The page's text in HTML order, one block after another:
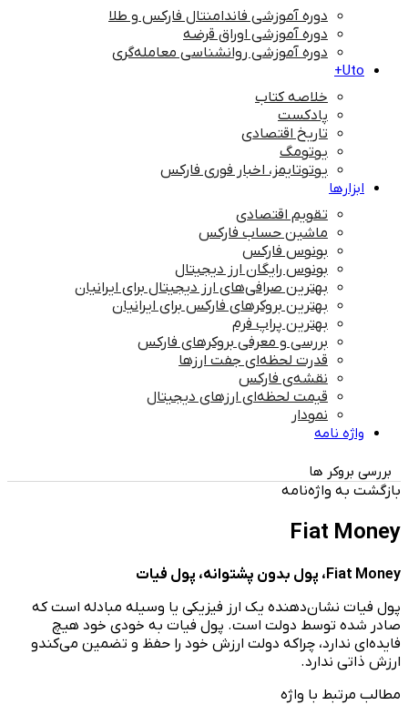
دوره آموزشی فاندامنتال فارکس و طلا
دوره آموزشی اوراق قرضه
دوره آموزشی روانشناسی معامله‌گری
Uto+
خلاصه کتاب
پادکست
تاریخ اقتصادی
یوتومگ
یوتوتایمز، اخبار فوری فارکس
ابزارها
تقویم اقتصادی
ماشین حساب فارکس
بونوس فارکس
بونوس رایگان ارز دیجیتال
بهترین صرافی‌های ارز دیجیتال برای ایرانیان
بهترین بروکرهای فارکس برای ایرانیان
بهترین پراپ‌ فرم
بررسی و معرفی بروکرهای فارکس
قدرت لحظه‌ای جفت ارزها
نقشه‌ی فارکس
قیمت لحظه‌ای ارزهای دیجیتال
نمودار
واژه نامه
بررسی بروکر ها
بازگشت به واژه‌نامه
Fiat Money
Fiat Money، پول بدون پشتوانه، پول فیات
پول فیات نشان‌دهنده یک ارز فیزیکی یا وسیله مبادله است که
صادر شده توسط دولت است. پول فیات به خودی خود هیچ
فایده‌ای ندارد، چراکه دولت ارزش خود را حفظ و تضمین می‌کندو
ارزش ذاتی ندارد.
مطالب مرتبط با واژه